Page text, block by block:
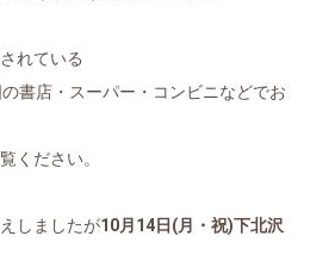
れている
書店・スーパー・コンビニなどでお
ください。
しましたが10月14日(月・祝)下北沢